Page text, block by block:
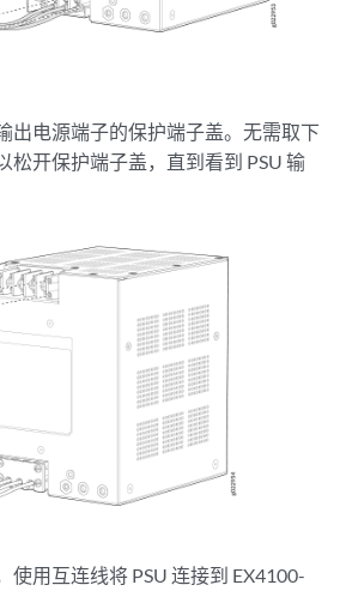
出电源端子的保护端子盖。无需取下
松开保护端子盖，直到看到 PSU 输
使用互连线将 PSU 连接到 EX4100-